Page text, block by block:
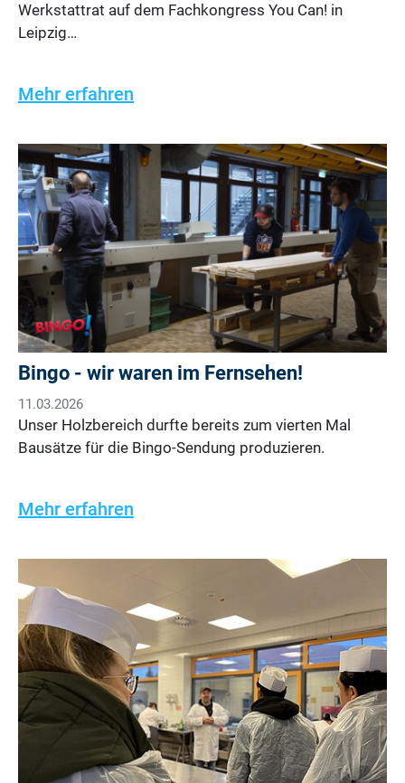
Werkstattrat auf dem Fachkongress You Can! in
Leipzig…
Mehr erfahren
Bingo - wir waren im Fernsehen!
11.03.2026
Unser Holzbereich durfte bereits zum vierten Mal
Bausätze für die Bingo-Sendung produzieren.
Mehr erfahren